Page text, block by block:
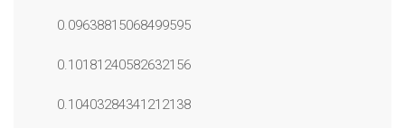
0.09638815068499595
0.10181240582632156
0.10403284341212138